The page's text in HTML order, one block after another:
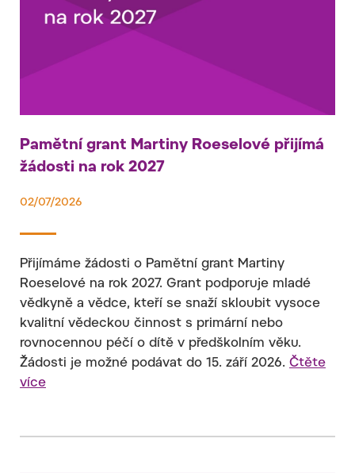
Pamětní grant Martiny Roeselové přijímá
žádosti na rok 2027
02/07/2026
Přijímáme žádosti o Pamětní grant Martiny
Roeselové na rok 2027. Grant podporuje mladé
vědkyně a vědce, kteří se snaží skloubit vysoce
kvalitní vědeckou činnost s primární nebo
rovnocennou péčí o dítě v předškolním věku.
Žádosti je možné podávat do 15. září 2026. Čtěte
více